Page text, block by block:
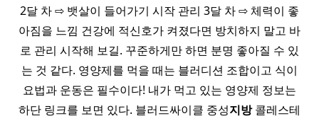
2달 차 ⇨ 뱃살이 들어가기 시작 관리 3달 차 ⇨ 체력이 좋
아짐을 느낌 건강에 적신호가 켜졌다면 방치하지 말고 바
로 관리 시작해 보길. 꾸준하게만 하면 분명 좋아질 수 있
는 것 같다. 영양제를 먹을 때는 블러디션 조합이고 식이
요법과 운동은 필수이다! 내가 먹고 있는 영양제 정보는
하단 링크를 보면 있다. 블러드싸이클 중성지방콜레스테